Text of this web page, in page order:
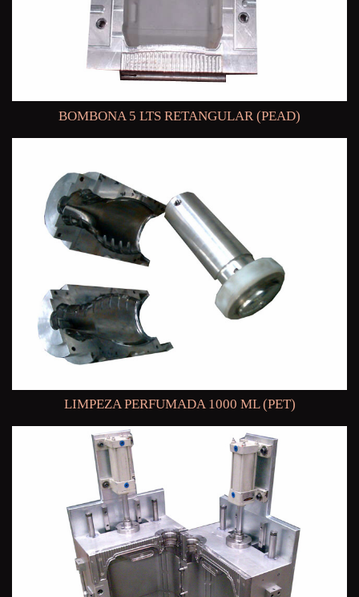
BOMBONA 5 LTS RETANGULAR (PEAD)
LIMPEZA PERFUMADA 1000 ML (PET)